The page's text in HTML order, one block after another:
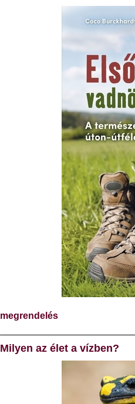
megrendelés
Milyen az élet a vízben?